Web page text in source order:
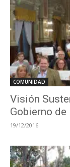
COMUNIDAD
Visión
Gobierno
19/12/2016